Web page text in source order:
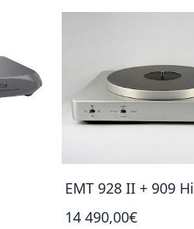
EMT 928 II + 909 Hi
14 490,00€